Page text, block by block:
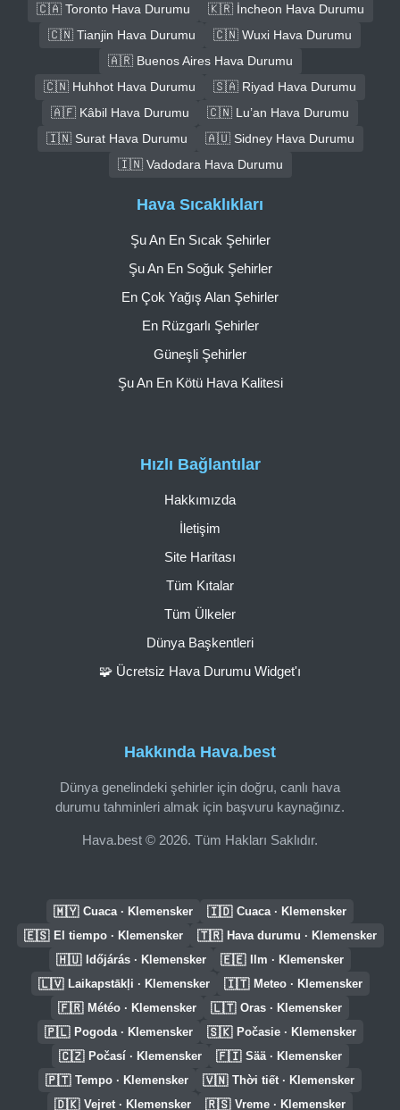
🇨🇦 Toronto Hava Durumu
🇰🇷 İncheon Hava Durumu
🇨🇳 Tianjin Hava Durumu
🇨🇳 Wuxi Hava Durumu
🇦🇷 Buenos Aires Hava Durumu
🇨🇳 Huhhot Hava Durumu
🇸🇦 Riyad Hava Durumu
🇦🇫 Kâbil Hava Durumu
🇨🇳 Lu’an Hava Durumu
🇮🇳 Surat Hava Durumu
🇦🇺 Sidney Hava Durumu
🇮🇳 Vadodara Hava Durumu
Hakkında Hava.best
Dünya genelindeki şehirler için doğru, canlı hava
durumu tahminleri almak için başvuru kaynağınız.
Hava.best © 2026. Tüm Hakları Saklıdır.
Hızlı Bağlantılar
Hakkımızda
İletişim
Site Haritası
Tüm Kıtalar
Tüm Ülkeler
Dünya Başkentleri
🧩 Ücretsiz Hava Durumu Widget'ı
Hava Sıcaklıkları
Şu An En Sıcak Şehirler
Şu An En Soğuk Şehirler
En Çok Yağış Alan Şehirler
En Rüzgarlı Şehirler
Güneşli Şehirler
Şu An En Kötü Hava Kalitesi
🇲🇾 Cuaca · Klemensker 🇮🇩 Cuaca · Klemensker
🇪🇸 El tiempo · Klemensker 🇹🇷 Hava durumu · Klemensker
🇭🇺 Időjárás · Klemensker 🇪🇪 Ilm · Klemensker
🇱🇻 Laikapstākļi · Klemensker 🇮🇹 Meteo · Klemensker
🇫🇷 Météo · Klemensker 🇱🇹 Oras · Klemensker
🇵🇱 Pogoda · Klemensker 🇸🇰 Počasie · Klemensker
🇨🇿 Počasí · Klemensker 🇫🇮 Sää · Klemensker
🇵🇹 Tempo · Klemensker 🇻🇳 Thời tiết · Klemensker
🇩🇰 Vejret · Klemensker 🇷🇸 Vreme · Klemensker